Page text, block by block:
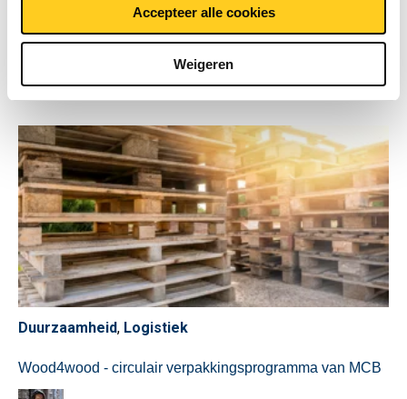
c
Accepteer alle cookies
Weigeren
Lees meer
Duurzaamheid, Logistiek
Wood4wood - circulair verpakkingsprogramma van MCB